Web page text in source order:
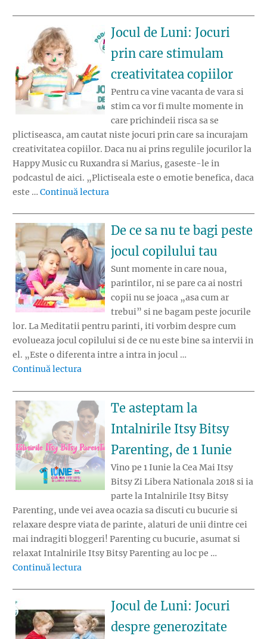
Jocul de Luni: Jocuri
prin care stimulam
creativitatea copiilor
Pentru ca vine vacanta de vara si
stim ca vor fi multe momente in
care prichindeii risca sa se
plictiseasca, am cautat niste jocuri prin care sa incurajam
creativitatea copiilor. Daca nu ai prins regulile jocurilor la
Happy Music cu Ruxandra si Marius, gaseste-le in
podcastul de aici. „Plictiseala este o emotie benefica, daca
este … Continuă lectura
De ce sa nu te bagi peste
jocul copilului tau
Sunt momente in care noua,
parintilor, ni se pare ca ai nostri
copii nu se joaca „asa cum ar
trebui” si ne bagam peste jocurile
lor. La Meditatii pentru parinti, iti vorbim despre cum
evolueaza jocul copilului si de ce nu este bine sa intervii in
el. „Este o diferenta intre a intra in jocul …
Continuă lectura
Te asteptam la
Intalnirile Itsy Bitsy
Parenting, de 1 Iunie
Vino pe 1 Iunie la Cea Mai Itsy
Bitsy Zi Libera Nationala 2018 si ia
parte la Intalnirile Itsy Bitsy
Parenting, unde vei avea ocazia sa discuti cu bucurie si
relaxare despre viata de parinte, alaturi de unii dintre cei
mai indragiti bloggeri! Parenting cu bucurie, asumat si
relaxat Intalnirile Itsy Bitsy Parenting au loc pe …
Continuă lectura
Jocul de Luni: Jocuri
despre generozitate